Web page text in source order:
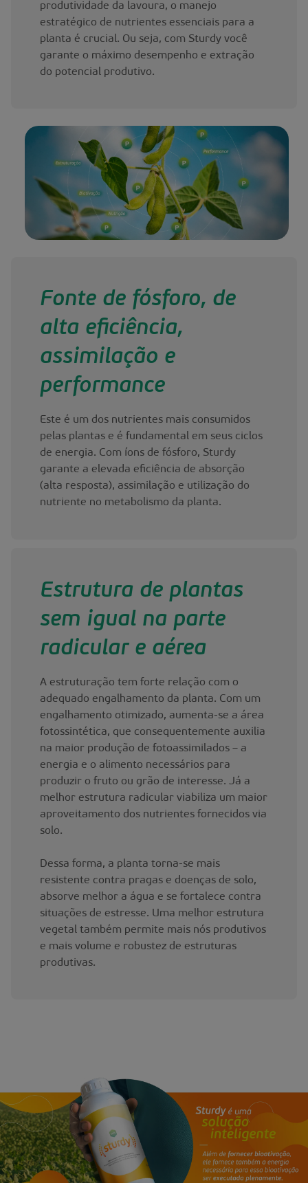
produtividade da lavoura, o manejo
estratégico de nutrientes essenciais para a
planta é crucial. Ou seja, com Sturdy você
garante o máximo desempenho e extração
do potencial produtivo.
Fonte de fósforo, de
alta eficiência,
assimilação e
performance
Este é um dos nutrientes mais consumidos
pelas plantas e é fundamental em seus ciclos
de energia. Com íons de fósforo, Sturdy
garante a elevada eficiência de absorção
(alta resposta), assimilação e utilização do
nutriente no metabolismo da planta.
Estrutura de plantas
sem igual na parte
radicular e aérea
A estruturação tem forte relação com o
adequado engalhamento da planta. Com um
engalhamento otimizado, aumenta-se a área
fotossintética, que consequentemente auxilia
na maior produção de fotoassimilados – a
energia e o alimento necessários para
produzir o fruto ou grão de interesse. Já a
melhor estrutura radicular viabiliza um maior
aproveitamento dos nutrientes fornecidos via
solo.
Dessa forma, a planta torna-se mais
resistente contra pragas e doenças de solo,
absorve melhor a água e se fortalece contra
situações de estresse. Uma melhor estrutura
vegetal também permite mais nós produtivos
e mais volume e robustez de estruturas
produtivas.